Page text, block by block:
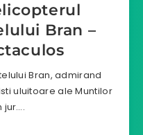
Bran –
Bran, admirand
uluitoare ale Muntilor
jur….